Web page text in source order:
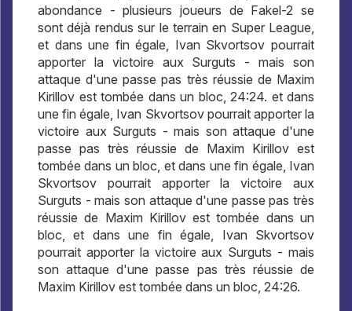
abondance - plusieurs joueurs de Fakel-2 se
sont déjà rendus sur le terrain en Super League,
et dans une fin égale, Ivan Skvortsov pourrait
apporter la victoire aux Surguts - mais son
attaque d'une passe pas très réussie de Maxim
Kirillov est tombée dans un bloc, 24:24. et dans
une fin égale, Ivan Skvortsov pourrait apporter la
victoire aux Surguts - mais son attaque d'une
passe pas très réussie de Maxim Kirillov est
tombée dans un bloc, et dans une fin égale, Ivan
Skvortsov pourrait apporter la victoire aux
Surguts - mais son attaque d'une passe pas très
réussie de Maxim Kirillov est tombée dans un
bloc, et dans une fin égale, Ivan Skvortsov
pourrait apporter la victoire aux Surguts - mais
son attaque d'une passe pas très réussie de
Maxim Kirillov est tombée dans un bloc, 24:26.